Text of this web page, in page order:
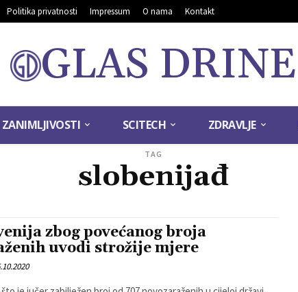
Politika privatnosti Impressum O nama Kontakt
GLAS DRINE
ZANIMLJIVOSTI SCITECH ZDRAVLJE
TAG
slobenijađ
zbog povećanog broja
uvodi strožije mjere